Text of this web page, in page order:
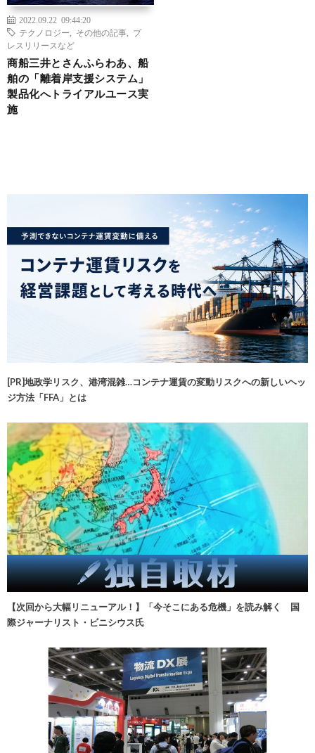
2022.09.22 09:44:20
テクノロジー
その他の記事
プ
レスリリースなど
商船三井とさんふらわあ、船
舶の「離着岸支援システム」
製品化へトライアルユース実
施
[PR]地政学リスク、港湾混雑…コンテナ運賃の変動リスクへの新しいヘッ
ジ方法「FFA」とは
【次回から大幅リニューアル！】「今そこにある危機」を読み解く 国
際ジャーナリスト・ビニシウス氏